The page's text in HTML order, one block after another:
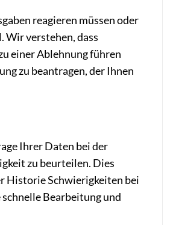
reagieren müssen oder
Wir verstehen, dass
einer Ablehnung führen
zu beantragen, der Ihnen
Ihrer Daten bei der
zu beurteilen. Dies
Historie Schwierigkeiten bei
Bearbeitung und